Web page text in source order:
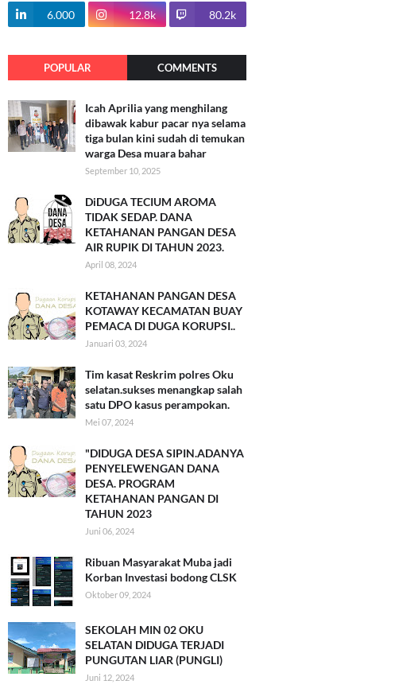
100.7k
6.000 12.8k 80.2k
POPULAR COMMENTS
Icah Aprilia yang menghilang
dibawak kabur pacar nya selama
tiga bulan kini sudah di temukan
warga Desa muara bahar
September 10, 2025
DiDUGA TECIUM AROMA
TIDAK SEDAP. DANA
KETAHANAN PANGAN DESA
AIR RUPIK DI TAHUN 2023.
April 08, 2024
KETAHANAN PANGAN DESA
KOTAWAY KECAMATAN BUAY
PEMACA DI DUGA KORUPSI..
Januari 03, 2024
Tim kasat Reskrim polres Oku
selatan.sukses menangkap salah
satu DPO kasus perampokan.
Mei 07, 2024
"DIDUGA DESA SIPIN.ADANYA
PENYELEWENGAN DANA
DESA. PROGRAM
KETAHANAN PANGAN DI
TAHUN 2023
Juni 06, 2024
Ribuan Masyarakat Muba jadi
Korban Investasi bodong CLSK
Oktober 09, 2024
SEKOLAH MIN 02 OKU
SELATAN DIDUGA TERJADI
PUNGUTAN LIAR (PUNGLI)
Juni 12, 2024